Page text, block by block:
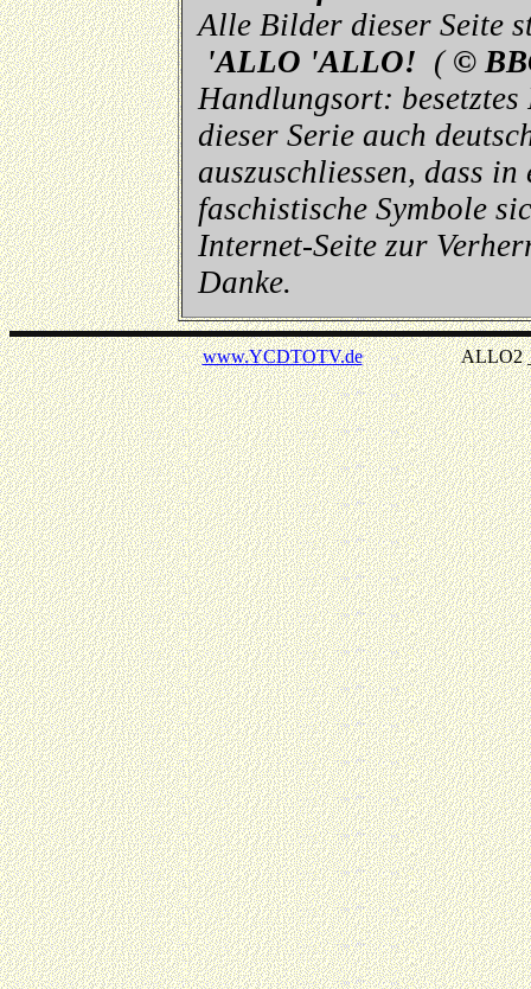
Alle Bilder dieser Seite
'ALLO 'ALLO! ( ©
Handlungsort:
dieser Serie auch
auszuschliessen, dass in
faschistische Symbole
Internet-Seite zur
Danke.
www.YCDTOTV.deALLO2 _